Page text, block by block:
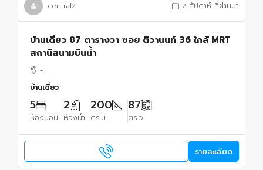
central2 2 สัปดาห์ ที่ผ่านมา
บ้านเดี่ยว 87 ตารางวา ซอย ติวานนท์ 36 ใกล้ MRT
สถานีสนามบินน้ำ
-
บ้านเดี่ยว
5
ห้องนอน
2
ห้องน้ำ
200
ตร.ม.
87
ตร.ว.
รายละเอียด